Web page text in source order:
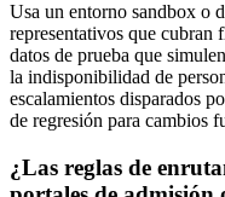
Usa un entorno sandbox o
representativos que cubran
datos de prueba que
la indisponibilidad de
escalamientos disparados
de regresión para cambios
¿Las reglas de